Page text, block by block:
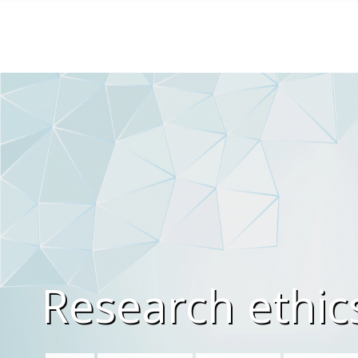
Gå til hovedinnhold
Research